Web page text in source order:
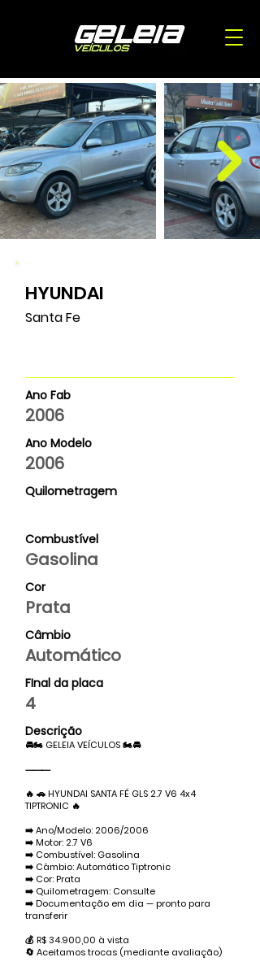
HYUNDAI
Santa Fe
Ano Fab
2006
Ano Modelo
2006
Quilometragem
Combustível
Gasolina
Cor
Prata
Câmbio
Automático
FInal da placa
4
Descrição
🚘🏍️ GELEIA VEÍCULOS 🏍️🚘
⸻
🔥 🚗 HYUNDAI SANTA FÉ GLS 2.7 V6 4x4
TIPTRONIC 🔥
➡️ Ano/Modelo: 2006/2006
➡️ Motor: 2.7 V6
➡️ Combustível: Gasolina
➡️ Câmbio: Automático Tiptronic
➡️ Cor: Prata
➡️ Quilometragem: Consulte
➡️ Documentação em dia — pronto para
transferir
💰 R$ 34.900,00 à vista
🔄 Aceitamos trocas (mediante avaliação)